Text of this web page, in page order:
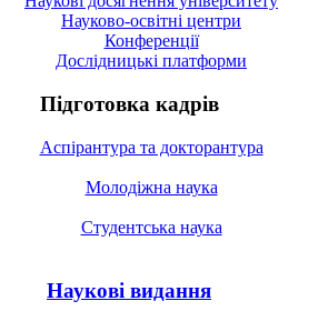
Науково-освітні центри
Конференції
Дослідницькі платформи
Підготовка кадрів
Аспірантура та докторантура
Молодіжна наука
Студентська наука
Наукові видання